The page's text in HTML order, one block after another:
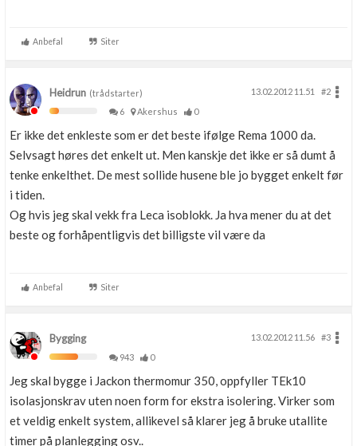
Anbefal Siter
Heidrun (trådstarter) 13.02.2012 11.51
#2
6
Akershus 0
Er ikke det enkleste som er det beste ifølge Rema 1000 da.
Selvsagt høres det enkelt ut. Men kanskje det ikke er så dumt å
tenke enkelthet. De mest sollide husene ble jo bygget enkelt før
i tiden.
Og hvis jeg skal vekk fra Leca isoblokk. Ja hva mener du at det
beste og forhåpentligvis det billigste vil være da
Anbefal Siter
Bygging 13.02.2012 11.56
#3
943
0
Jeg skal bygge i Jackon thermomur 350, oppfyller TEk10
isolasjonskrav uten noen form for ekstra isolering. Virker som
et veldig enkelt system, allikevel så klarer jeg å bruke utallite
timer på planlegging osv..